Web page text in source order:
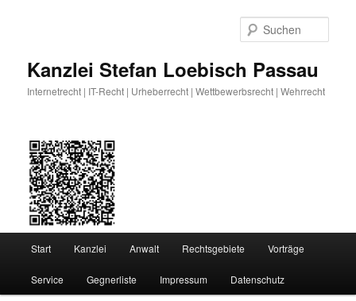
Kanzlei Stefan Loebisch Passau
Internetrecht | IT-Recht | Urheberrecht | Wettbewerbsrecht | Wehrrecht
Start Kanzlei Anwalt Rechtsgebiete Vorträge
Service Gegnerliste Impressum Datenschutz